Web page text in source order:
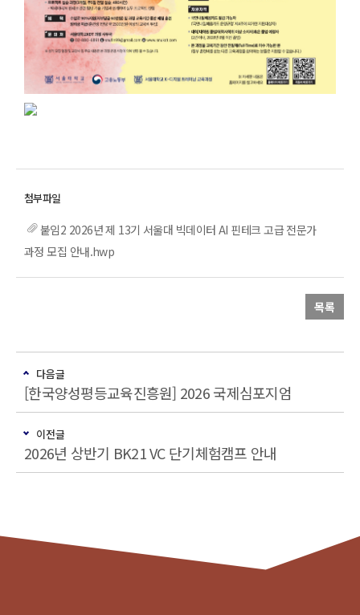
붙임2 2026년 제 13기 서울대 빅데이터 AI 핀테크 고급 전문가
과정 모집 안내.hwp
목록
다음글
[한국양성평등교육진흥원] 2026 국제심포지엄
이전글
2026년 상반기 BK21 VC 단기체험캠프 안내